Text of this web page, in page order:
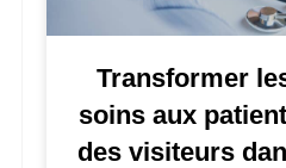
Transformer
soins aux
des visiteurs